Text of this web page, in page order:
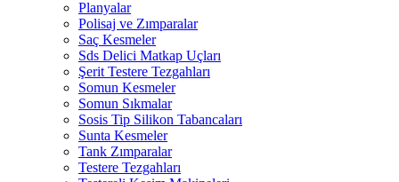
Planyalar
Polisaj ve Zımparalar
Saç Kesmeler
Sds Delici Matkap Uçları
Şerit Testere Tezgahları
Somun Kesmeler
Somun Sıkmalar
Sosis Tip Silikon Tabancaları
Sunta Kesmeler
Tank Zımparalar
Testere Tezgahları